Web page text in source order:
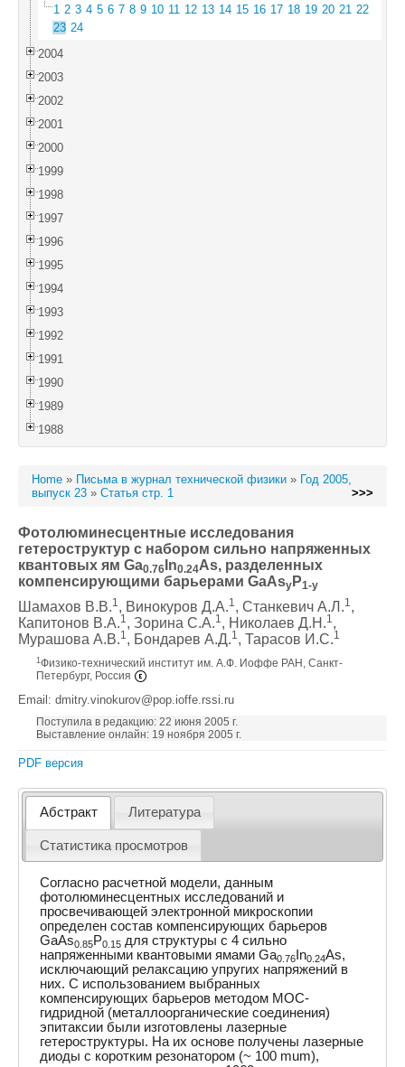
1 2 3 4 5 6 7 8 9 10 11 12 13 14 15 16 17 18 19 20 21 22
23 24
2004
2003
2002
2001
2000
1999
1998
1997
1996
1995
1994
1993
1992
1991
1990
1989
1988
Home » Письма в журнал технической физики » Год 2005,
выпуск 23 » Статья стр. 1 >>>
Фотолюминесцентные исследования
гетероструктур с набором сильно напряженных
квантовых ям Ga0.76 In0.24As, разделенных
компенсирующими барьерами GaAsy P1-y
Шамахов В.В.1, Винокуров Д.А.1, Станкевич А.Л.1,
Капитонов В.А.1, Зорина С.А.1, Николаев Д.Н.1,
Мурашова А.В.1, Бондарев А.Д.1, Тарасов И.С.1
1 Физико-технический институт им. А.Ф. Иоффе РАН, Санкт-
Петербург, Россия
Email: dmitry.vinokurov@pop.ioffe.rssi.ru
Поступила в редакцию: 22 июня 2005 г.
Выставление онлайн: 19 ноября 2005 г.
PDF версия
Абстракт Литература
Статистика просмотров
Согласно расчетной модели, данным
фотолюминесцентных исследований и
просвечивающей электронной микроскопии
определен состав компенсирующих барьеров
GaAs0.85P0.15 для структуры с 4 сильно
напряженными квантовыми ямами Ga0.76 In0.24As,
исключающий релаксацию упругих напряжений в
них. С использованием выбранных
компенсирующих барьеров методом МОС-
гидридной (металлоорганические соединения)
эпитаксии были изготовлены лазерные
гетероструктуры. На их основе получены лазерные
диоды с коротким резонатором (~ 100 mum),